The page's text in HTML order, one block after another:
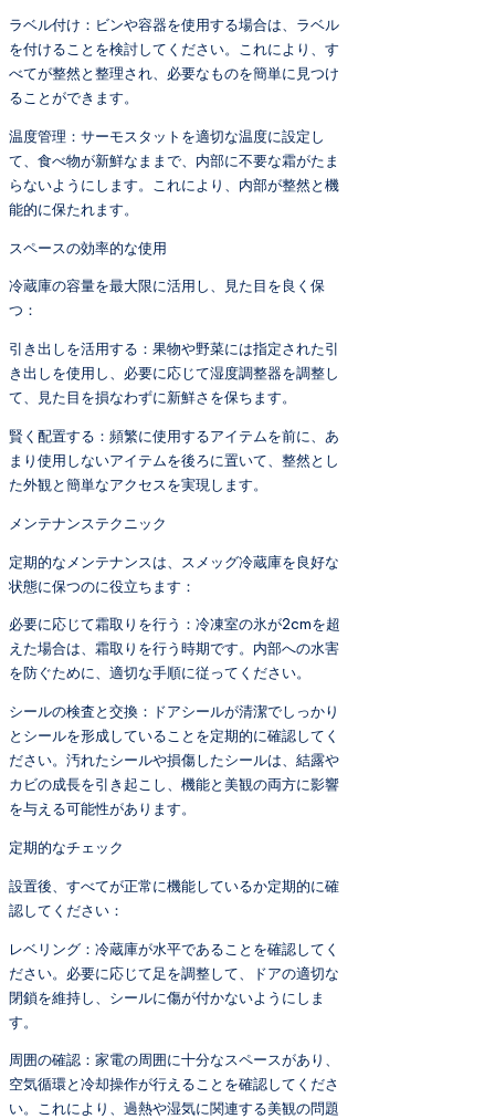
ラベル付け：ビンや容器を使用する場合は、ラベル
を付けることを検討してください。これにより、す
べてが整然と整理され、必要なものを簡単に見つけ
ることができます。
温度管理：サーモスタットを適切な温度に設定し
て、食べ物が新鮮なままで、内部に不要な霜がたま
らないようにします。これにより、内部が整然と機
能的に保たれます。
スペースの効率的な使用
冷蔵庫の容量を最大限に活用し、見た目を良く保
つ：
引き出しを活用する：果物や野菜には指定された引
き出しを使用し、必要に応じて湿度調整器を調整し
て、見た目を損なわずに新鮮さを保ちます。
賢く配置する：頻繁に使用するアイテムを前に、あ
まり使用しないアイテムを後ろに置いて、整然とし
た外観と簡単なアクセスを実現します。
メンテナンステクニック
定期的なメンテナンスは、スメッグ冷蔵庫を良好な
状態に保つのに役立ちます：
必要に応じて霜取りを行う：冷凍室の氷が2cmを超
えた場合は、霜取りを行う時期です。内部への水害
を防ぐために、適切な手順に従ってください。
シールの検査と交換：ドアシールが清潔でしっかり
とシールを形成していることを定期的に確認してく
ださい。汚れたシールや損傷したシールは、結露や
カビの成長を引き起こし、機能と美観の両方に影響
を与える可能性があります。
定期的なチェック
設置後、すべてが正常に機能しているか定期的に確
認してください：
レベリング：冷蔵庫が水平であることを確認してく
ださい。必要に応じて足を調整して、ドアの適切な
閉鎖を維持し、シールに傷が付かないようにしま
す。
周囲の確認：家電の周囲に十分なスペースがあり、
空気循環と冷却操作が行えることを確認してくださ
い。これにより、過熱や湿気に関連する美観の問題